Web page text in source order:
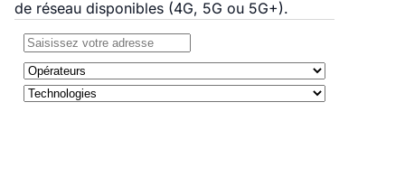
de réseau disponibles (4G, 5G ou 5G+).